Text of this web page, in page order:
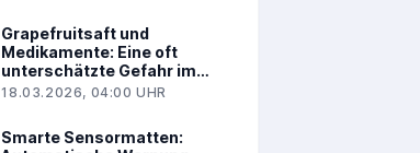
Grapefruitsaft und
Medikamente: Eine oft
unterschätzte Gefahr im
Alter
18.03.2026, 04:00 UHR
Smarte Sensormatten: